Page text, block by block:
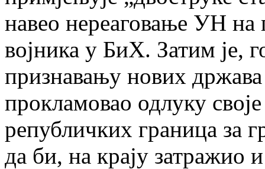
навео нереаговање УН на
војника у БиХ. Затим је,
признавању нових
прокламовао одлуку
републичких граница за
да би, на крају